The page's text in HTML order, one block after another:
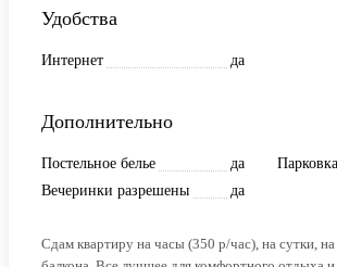
Удобства
Интернет да
Дополнительно
Постельное белье да Парковка
Вечеринки разрешены
да
Сдам квартиру на часы (350 р/час), на сутки,